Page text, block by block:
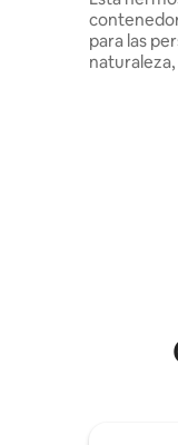
para las
que